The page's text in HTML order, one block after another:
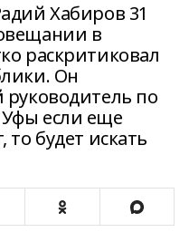
Хабиров 31
в
раскритиковал
Он
по
если еще
то будет искать